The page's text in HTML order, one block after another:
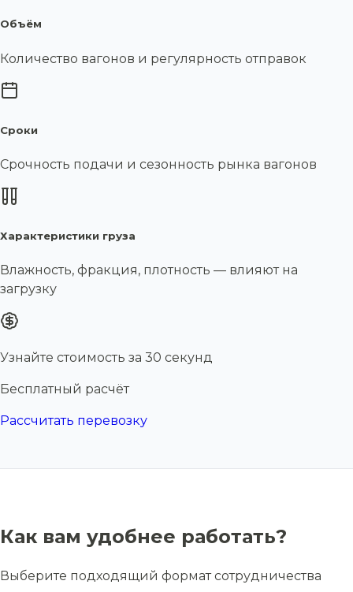
Объём
Количество вагонов и регулярность отправок
Сроки
Срочность подачи и сезонность рынка вагонов
Характеристики груза
Влажность, фракция, плотность — влияют на
загрузку
Узнайте стоимость за 30 секунд
Бесплатный расчёт
Рассчитать перевозку
Как вам удобнее работать?
Выберите подходящий формат сотрудничества